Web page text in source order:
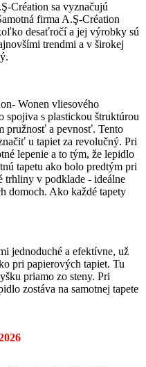
Création sa vyznačujú
firma A.Ş-Création
desaťročí a jej výrobky sú
trendmi a v širokej
Wonen vliesového
spojiva s plastickou štruktúrou
pružnosť a pevnosť. Tento
u tapiet za revolučný. Pri
lepenie a to tým, že lepidlo
tapetu ako bolo predtým pri
trhliny v podklade - ideálne
domoch. Ako každé tapety
jednoduché a efektívne, už
pri papierových tapiet. Tu
priamo zo steny. Pri
zostáva na samotnej tapete